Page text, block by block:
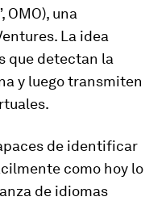
OMO), una
La idea
que detectan la
y luego transmiten
de identificar
como hoy lo
de idiomas